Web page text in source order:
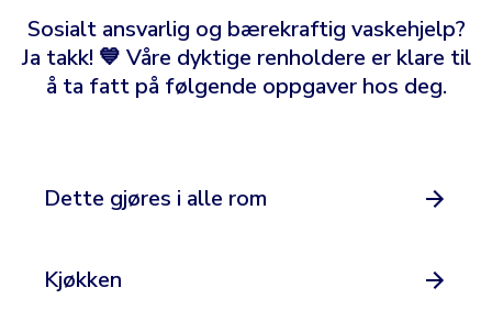
Sosialt ansvarlig og bærekraftig vaskehjelp?
Ja takk! 💙 Våre dyktige renholdere er klare til
å ta fatt på følgende oppgaver hos deg.
Dette gjøres i alle rom
Kjøkken